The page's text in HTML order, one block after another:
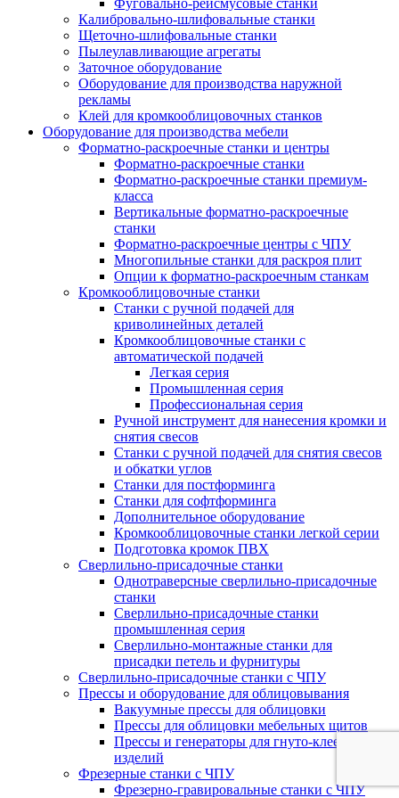
Калибровально-шлифовальные станки
Щеточно-шлифовальные станки
Пылеулавливающие агрегаты
Заточное оборудование
Оборудование для производства наружной
рекламы
Клей для кромкооблицовочных станков
Оборудование для производства мебели
Форматно-раскроечные станки и центры
Форматно-раскроечные станки
Форматно-раскроечные станки премиум-
класса
Вертикальные форматно-раскроечные
станки
Форматно-раскроечные центры с ЧПУ
Многопильные станки для раскроя плит
Опции к форматно-раскроечным станкам
Кромкооблицовочные станки
Станки с ручной подачей для
криволинейных деталей
Кромкооблицовочные станки с
автоматической подачей
Легкая серия
Промышленная серия
Профессиональная серия
Ручной инструмент для нанесения кромки и
снятия свесов
Станки с ручной подачей для снятия свесов
и обкатки углов
Станки для постформинга
Станки для софтформинга
Дополнительное оборудование
Кромкооблицовочные станки легкой серии
Подготовка кромок ПВХ
Сверлильно-присадочные станки
Однотраверсные сверлильно-присадочные
станки
Сверлильно-присадочные станки
промышленная серия
Сверлильно-монтажные станки для
присадки петель и фурнитуры
Сверлильно-присадочные станки с ЧПУ
Прессы и оборудование для облицовывания
Вакуумные прессы для облицовки
Прессы для облицовки мебельных щитов
Прессы и генераторы для гнуто-клееных
изделий
Фрезерные станки с ЧПУ
Фрезерно-гравировальные станки с ЧПУ